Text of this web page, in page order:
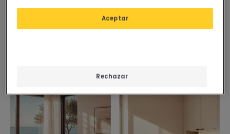
En Stock, entrega en
Reservar, envío
aproximado en 90 días
Rechazar
Aceptar